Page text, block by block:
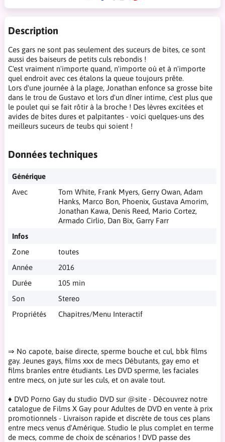
Description
Ces gars ne sont pas seulement des suceurs de bites, ce sont
aussi des baiseurs de petits culs rebondis !
C'est vraiment n'importe quand, n'importe où et à n'importe
quel endroit avec ces étalons la queue toujours prête.
Lors d'une journée à la plage, Jonathan enfonce sa grosse bite
dans le trou de Gustavo et lors d'un dîner intime, c'est plus que
le poulet qui se fait rôtir à la broche ! Des lèvres excitées et
avides de bites dures et palpitantes - voici quelques-uns des
meilleurs suceurs de teubs qui soient !
Données techniques
Générique
Avec
Tom White, Frank Myers, Gerry Owan, Adam
Hanks, Marco Bon, Phoenix, Gustava Amorim,
Jonathan Kawa, Denis Reed, Mario Cortez,
Armado Cirlio, Dan Bix, Garry Farr
Infos
Zone
toutes
Année
2016
Durée
105 min
Son
Stereo
Propriétés
Chapitres/Menu Interactif
⇒ No capote, baise directe, sperme bouche et cul, bbk films
gay. Jeunes gays, films xxx de mecs Débutants, gay emo et
films branles entre étudiants. Les DVD sperme, les faciales
entre mecs, on jute sur les culs, et on avale tout.
♦ DVD Porno Gay du studio DVD sur @site - Découvrez notre
catalogue de Films X Gay pour Adultes de DVD en vente à prix
promotionnels - Livraison rapide et discrète de tous ces plans
entre mecs venus d'Amérique. Studio le plus complet en terme
de mecs, comme de choix de scénarios ! DVD passe des